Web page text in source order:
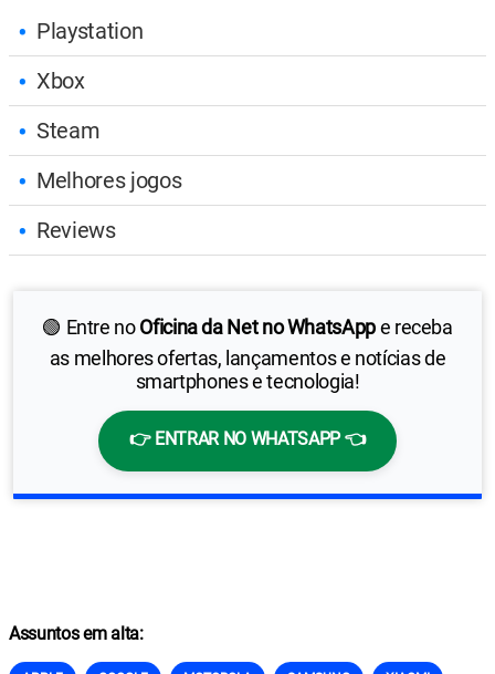
Playstation
Xbox
Steam
Melhores jogos
Reviews
🟢 Entre noOficina da Net no WhatsAppe receba
as melhores ofertas, lançamentos e notícias de
smartphones e tecnologia!
👉 ENTRAR NO WHATSAPP 👈
Assuntos em alta: